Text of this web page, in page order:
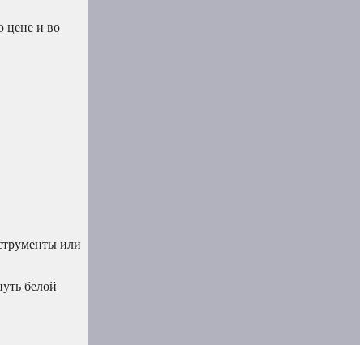
цене и во
или
белой